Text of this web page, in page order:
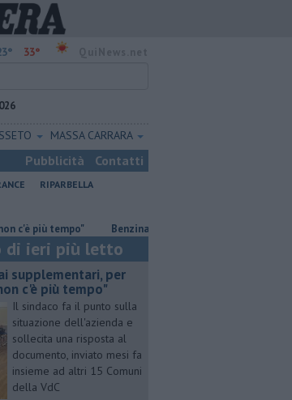
33°
MASSA CARRARA
Pubblicità Contatti
RIPARBELLA
​Benzina, gasolio, gpl, ecco dove risparmiare
di ieri più letto
supplementari, per
c'è più tempo"
Il sindaco fa il punto sulla
situazione dell'azienda e
sollecita una risposta al
documento, inviato mesi fa
insieme ad altri 15 Comuni
della VdC